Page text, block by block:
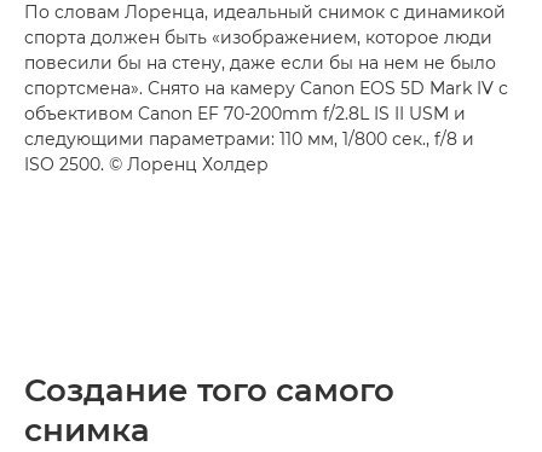
По словам Лоренца, идеальный снимок с динамикой
спорта должен быть «изображением, которое люди
повесили бы на стену, даже если бы на нем не было
спортсмена». Снято на камеру Canon EOS 5D Mark IV с
объективом Canon EF 70-200mm f/2.8L IS II USM и
следующими параметрами: 110 мм, 1/800 сек., f/8 и
ISO 2500. © Лоренц Холдер
Создание того самого
снимка